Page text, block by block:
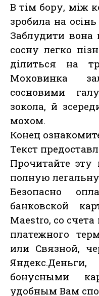
В тім бору, між
зробила на
Заблудити вона
сосну легко
ділиться на
Моховинка
сосновими
зокола, й
мохом.
Конец
Текст
Прочитайте
полную
Безопасно
банковской
Maestro, со
платежного
или Связной,
бонусными
удобным Вам